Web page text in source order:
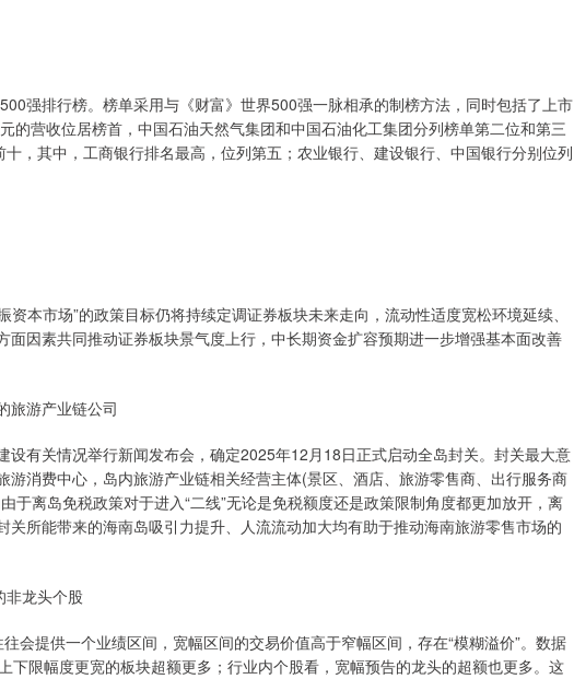
强排行榜。榜单采用与《财富》世界500强一脉相承的制榜方法，同时包括了上市
的营收位居榜首，中国石油天然气集团和中国石油化工集团分列榜单第二位和第三
，其中，工商银行排名最高，位列第五；农业银行、建设银行、中国银行分别位列
资本市场”的政策目标仍将持续定调证券板块未来走向，流动性适度宽松环境延续、
面因素共同推动证券板块景气度上行，中长期资金扩容预期进一步增强基本面改善
旅游产业链公司
设有关情况举行新闻发布会，确定2025年12月18日正式启动全岛封关。封关最大意
游消费中心，岛内旅游产业链相关经营主体(景区、酒店、旅游零售商、出行服务商
于离岛免税政策对于进入“二线”无论是免税额度还是政策限制角度都更加放开，离
所能带来的海南岛吸引力提升、人流流动加大均有助于推动海南旅游零售市场的
非龙头个股
会提供一个业绩区间，宽幅区间的交易价值高于窄幅区间，存在“模糊溢价”。数据
下限幅度更宽的板块超额更多；行业内个股看，宽幅预告的龙头的超额也更多。这